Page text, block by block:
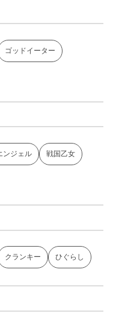
ゴッドイーター
ンジェル 戦国乙女
クランキー ひぐらし